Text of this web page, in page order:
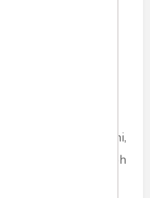
kita masih pakai
menjaga dan
apa yang mau
Ketika dengan
sekarang ini,
adalah tokoh